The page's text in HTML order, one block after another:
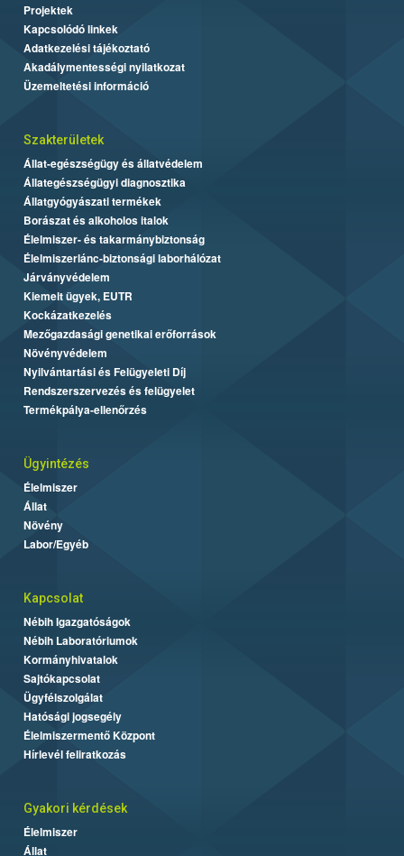
Projektek
Kapcsolódó linkek
Adatkezelési tájékoztató
Akadálymentességi nyilatkozat
Üzemeltetési információ
Szakterületek
Állat-egészségügy és állatvédelem
Állategészségügyi diagnosztika
Állatgyógyászati termékek
Borászat és alkoholos italok
Élelmiszer- és takarmánybiztonság
Élelmiszerlánc-biztonsági laborhálózat
Járványvédelem
Kiemelt ügyek, EUTR
Kockázatkezelés
Mezőgazdasági genetikai erőforrások
Növényvédelem
Nyilvántartási és Felügyeleti Díj
Rendszerszervezés és felügyelet
Termékpálya-ellenőrzés
Ügyintézés
Élelmiszer
Állat
Növény
Labor/Egyéb
Kapcsolat
Nébih Igazgatóságok
Nébih Laboratóriumok
Kormányhivatalok
Sajtókapcsolat
Ügyfélszolgálat
Hatósági jogsegély
Élelmiszermentő Központ
Hírlevél feliratkozás
Gyakori kérdések
Élelmiszer
Állat